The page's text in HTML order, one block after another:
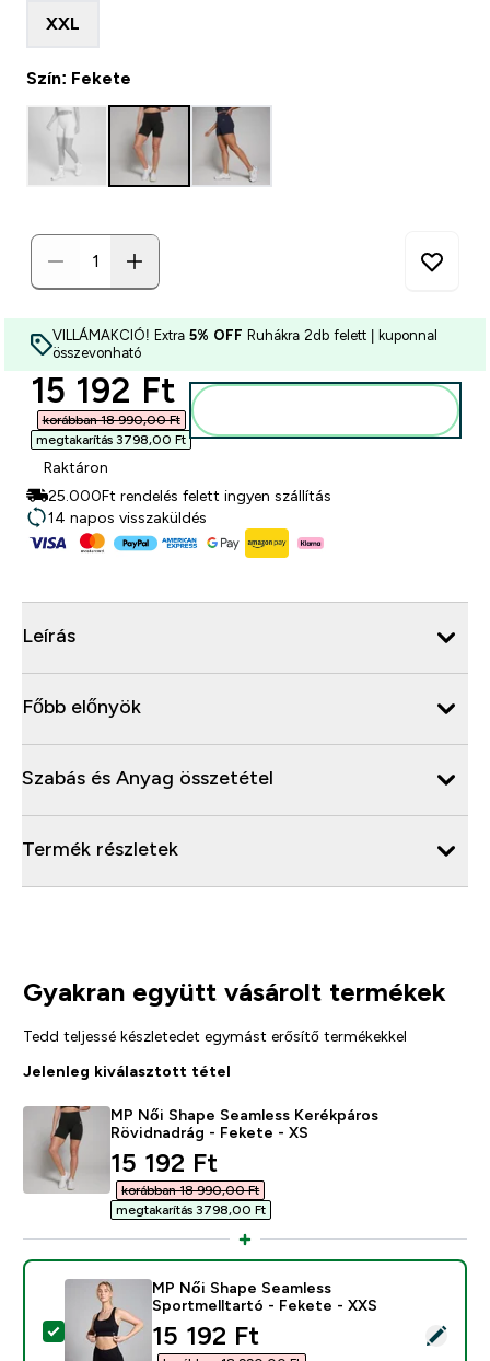
XXL
Szín: Fekete
VILLÁMAKCIÓ! Extra 5% OFF Ruhákra 2db felett | kuponnal
összevonható
discounted price
15 192 Ft‎
korábban 18 990,00 Ft‎
megtakarítás 3798,00 Ft‎
Raktáron
25.000Ft rendelés felett ingyen szállítás
14 napos visszaküldés
Leírás
Főbb előnyök
Szabás és Anyag összetétel
Termék részletek
Gyakran együtt vásárolt termékek
Tedd teljessé készletedet egymást erősítő termékekkel
Jelenleg kiválasztott tétel
MP Női Shape Seamless Kerékpáros
Rövidnadrág - Fekete - XS
discounted price
15 192 Ft‎
korábban 18 990,00 Ft‎
megtakarítás 3798,00 Ft‎
Termék kiválasztása - MP Női Shape Seamless
MP Női Shape Seamless
Sportmelltartó - Fekete - XXS
discounted price
15 192 Ft‎